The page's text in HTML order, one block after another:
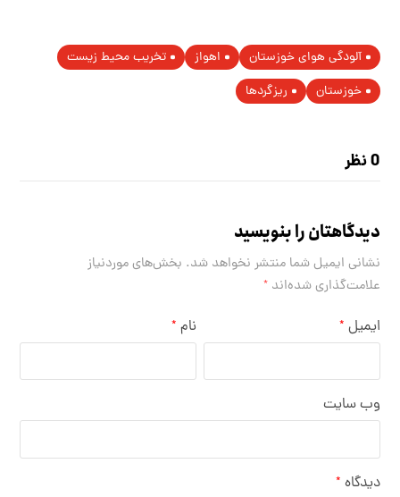
آلودگی هوای خوزستان اهواز
تخریب محیط زیست
خوزستان
ریزگردها
0 نظر
دیدگاهتان را بنویسید
نشانی ایمیل شما منتشر نخواهد شد. بخش‌های موردنیاز
علامت‌گذاری شده‌اند*
نام * ایمیل *
وب‌ سایت
دیدگاه *